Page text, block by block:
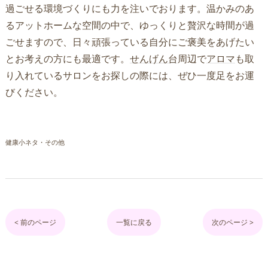
過ごせる環境づくりにも力を注いでおります。温かみのあ
るアットホームな空間の中で、ゆっくりと贅沢な時間が過
ごせますので、日々頑張っている自分にご褒美をあげたい
とお考えの方にも最適です。 せんげん台周辺でアロマも取
り入れているサロンをお探しの際には、ぜひ一度足をお運
びください。
健康小ネタ・その他
< 前のページ 一覧に戻る 次のページ >